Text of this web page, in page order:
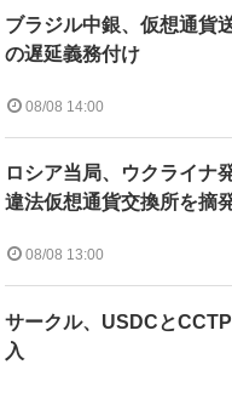
ブラジル中銀、仮想通貨
の遅延義務付け
08/08 14:00
ロシア当局、ウクライナ
違法仮想通貨交換所を
08/08 13:00
サークル、USDCと
入